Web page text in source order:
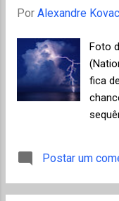
efeito
as
forma
não
amor
Por Alexandre
Foto
fica
,
Postar um